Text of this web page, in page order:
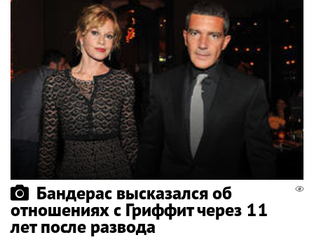
Бандерас высказался об
отношениях с Гриффит через 11
лет после развода